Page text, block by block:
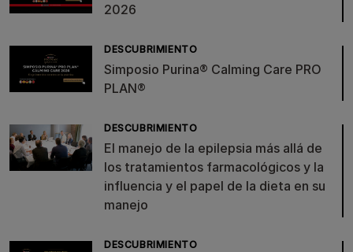
2026
DESCUBRIMIENTO
Simposio Purina® Calming Care PRO
PLAN®
DESCUBRIMIENTO
El manejo de la epilepsia más allá de
los tratamientos farmacológicos y la
influencia y el papel de la dieta en su
manejo
DESCUBRIMIENTO